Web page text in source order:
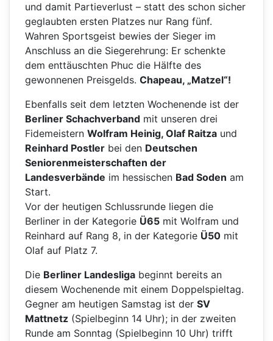
und damit Partieverlust – statt des schon sicher
geglaubten ersten Platzes nur Rang fünf.
Wahren Sportsgeist bewies der Sieger im
Anschluss an die Siegerehrung: Er schenkte
dem enttäuschten Phuc die Hälfte des
gewonnenen Preisgelds. Chapeau, „Matzel“!
Ebenfalls seit dem letzten Wochenende ist der
Berliner Schachverband mit unseren drei
Fidemeistern Wolfram Heinig, Olaf Raitza und
Reinhard Postler bei den Deutschen
Seniorenmeisterschaften der
Landesverbände im hessischen Bad Soden am
Start.
Vor der heutigen Schlussrunde liegen die
Berliner in der Kategorie Ü65 mit Wolfram und
Reinhard auf Rang 8, in der Kategorie Ü50 mit
Olaf auf Platz 7.
Die Berliner Landesliga beginnt bereits an
diesem Wochenende mit einem Doppelspieltag.
Gegner am heutigen Samstag ist der SV
Mattnetz (Spielbeginn 14 Uhr); in der zweiten
Runde am Sonntag (Spielbeginn 10 Uhr) trifft